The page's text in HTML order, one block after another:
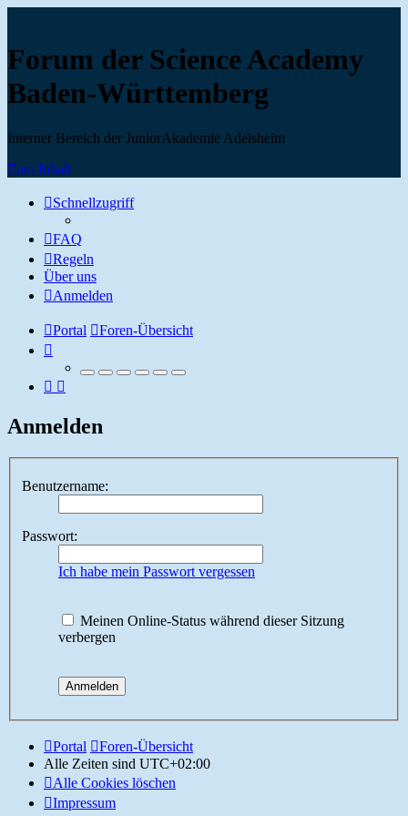
Forum der Science Academy
Baden-Württemberg
Interner Bereich der JuniorAkademie Adelsheim
Zum Inhalt
Schnellzugriff
FAQ
Regeln
Über uns
Anmelden
Portal Foren-Übersicht
Anmelden
Benutzername:
Passwort:
Ich habe mein Passwort vergessen
Meinen Online-Status während dieser Sitzung
verbergen
Portal
Foren-Übersicht
Alle Zeiten sind UTC+02:00
Alle Cookies löschen
Impressum